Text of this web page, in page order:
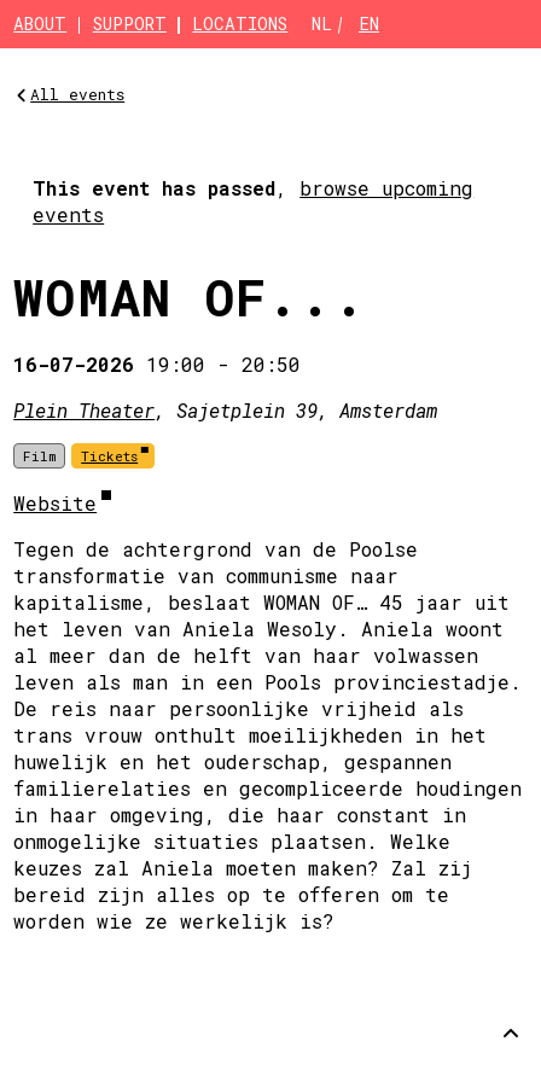
Skip to main content
ABOUT SUPPORT LOCATIONS NL EN
All events
This event has passed, browse upcoming
events
WOMAN OF...
16-07-2026 19:00 -20:50
Plein Theater, Sajetplein 39, Amsterdam
Film Tickets
Website
Tegen de achtergrond van de Poolse
transformatie van communisme naar
kapitalisme, beslaat WOMAN OF… 45 jaar uit
het leven van Aniela Wesoly. Aniela woont
al meer dan de helft van haar volwassen
leven als man in een Pools provinciestadje.
De reis naar persoonlijke vrijheid als
trans vrouw onthult moeilijkheden in het
huwelijk en het ouderschap, gespannen
familierelaties en gecompliceerde houdingen
in haar omgeving, die haar constant in
onmogelijke situaties plaatsen. Welke
keuzes zal Aniela moeten maken? Zal zij
bereid zijn alles op te offeren om te
worden wie ze werkelijk is?